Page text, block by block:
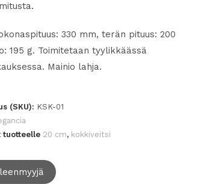
330 mm, terän pituus: 200
195 g. Toimitetaan tyylikkäässä
Mainio lahja.
(SKU): KSK-01
tuotteelle 20 cm, kokkiveitsi